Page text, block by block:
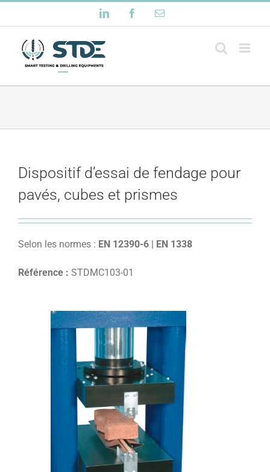
au
contenu
LinkedIn FacebookEmail
Dispositif d’essai de fendage pour
pavés, cubes et prismes
Selon les normes : EN 12390-6 | EN 1338
Référence : STDMC103-01